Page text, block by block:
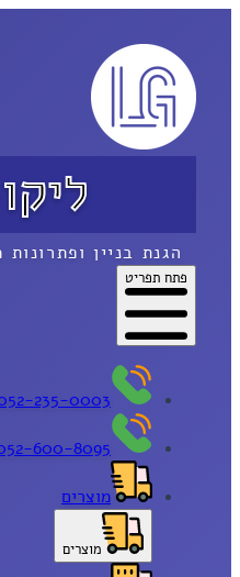
הגנת בניין
פתח תפריט
235-0003
600-8095
מוצרים
מוצרים